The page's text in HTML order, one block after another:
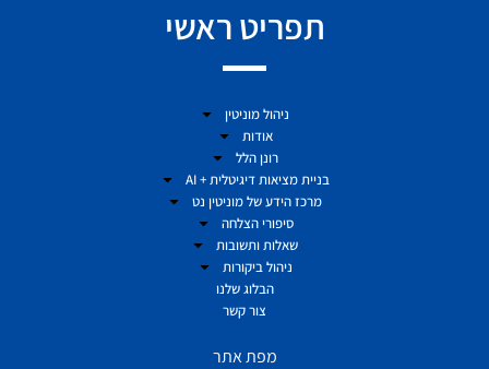
תפריט ראשי
ניהול מוניטין
אודות
רונן הלל
בניית מציאות דיגיטלית + AI
מרכז הידע של מוניטין נט
סיפורי הצלחה
שאלות ותשובות
ניהול ביקורות
הבלוג שלנו
צור קשר
מפת אתר